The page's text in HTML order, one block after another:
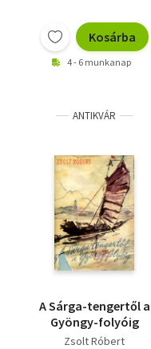
Kosárba
4 - 6 munkanap
ANTIKVÁR
A Sárga-tengertől a
Gyöngy-folyóig
Zsolt Róbert